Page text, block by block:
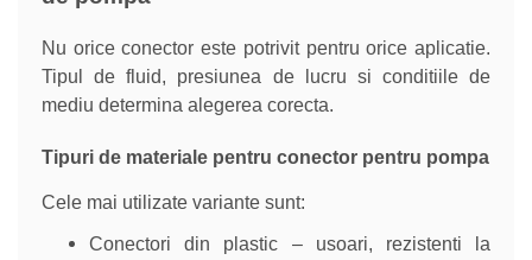
Nu orice conector este potrivit pentru orice aplicatie.
Tipul de fluid, presiunea de lucru si conditiile de
mediu determina alegerea corecta.
Tipuri de materiale pentru conector pentru pompa
Cele mai utilizate variante sunt:
Conectori din plastic – usoari, rezistenti la